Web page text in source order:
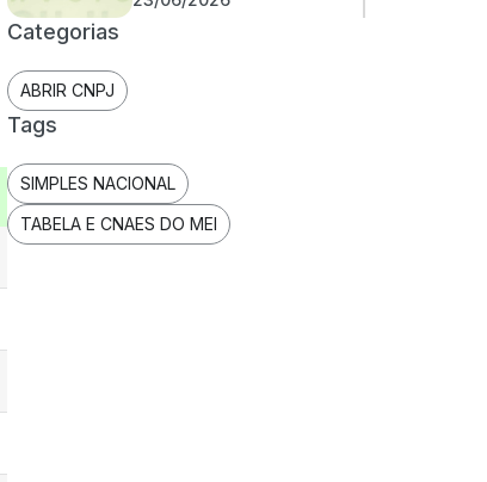
Categorias
ABRIR CNPJ
Tags
SIMPLES NACIONAL
TABELA E CNAES DO MEI